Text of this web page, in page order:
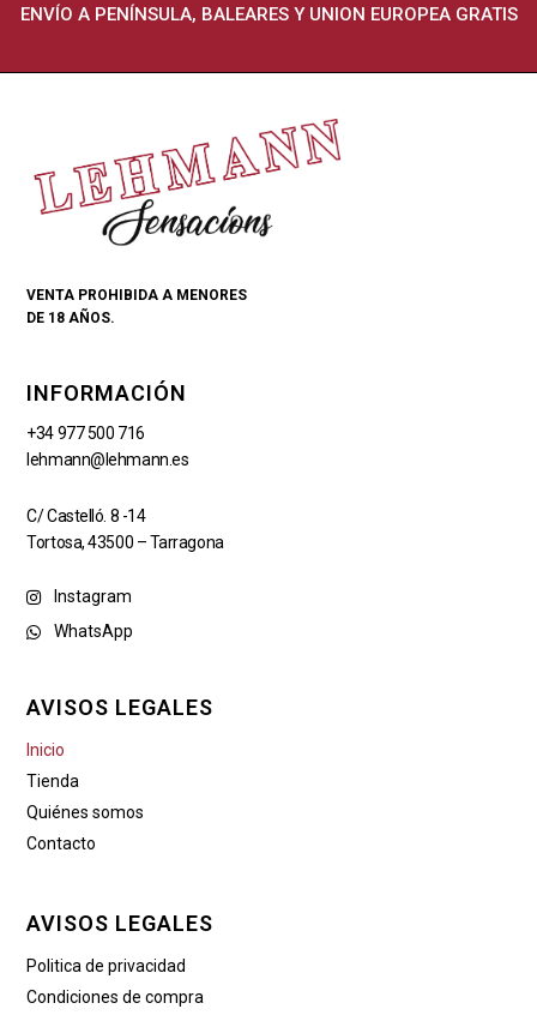
ENVÍO A PENÍNSULA, BALEARES Y UNION EUROPEA GRATIS
VENTA PROHIBIDA A MENORES
DE 18 AÑOS.
INFORMACIÓN
+34 977 500 716
lehmann@lehmann.es
C/ Castelló. 8 -14
Tortosa, 43500 – Tarragona
Instagram
WhatsApp
AVISOS LEGALES
Inicio
Tienda
Quiénes somos
Contacto
AVISOS LEGALES
Politica de privacidad
Condiciones de compra